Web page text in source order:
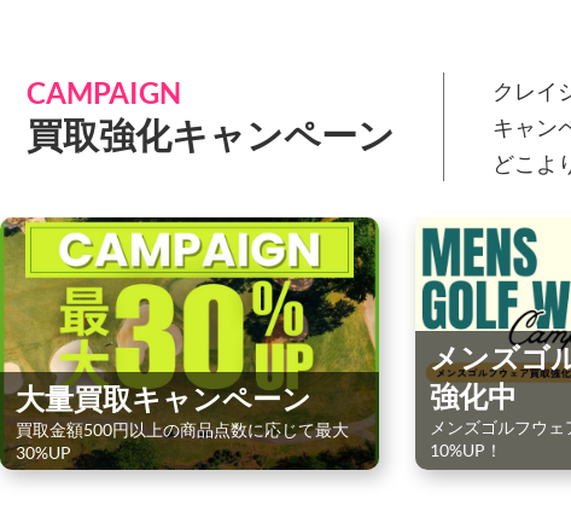
CAMPAIGN
買取強化キャンペーン
クレイ
キャン
どこよ
大量買取キャンペーン
買取金額500円以上の商品点数に応じて最大
30%UP
メンズゴ
強化中
メンズゴルフウ
10%UP！